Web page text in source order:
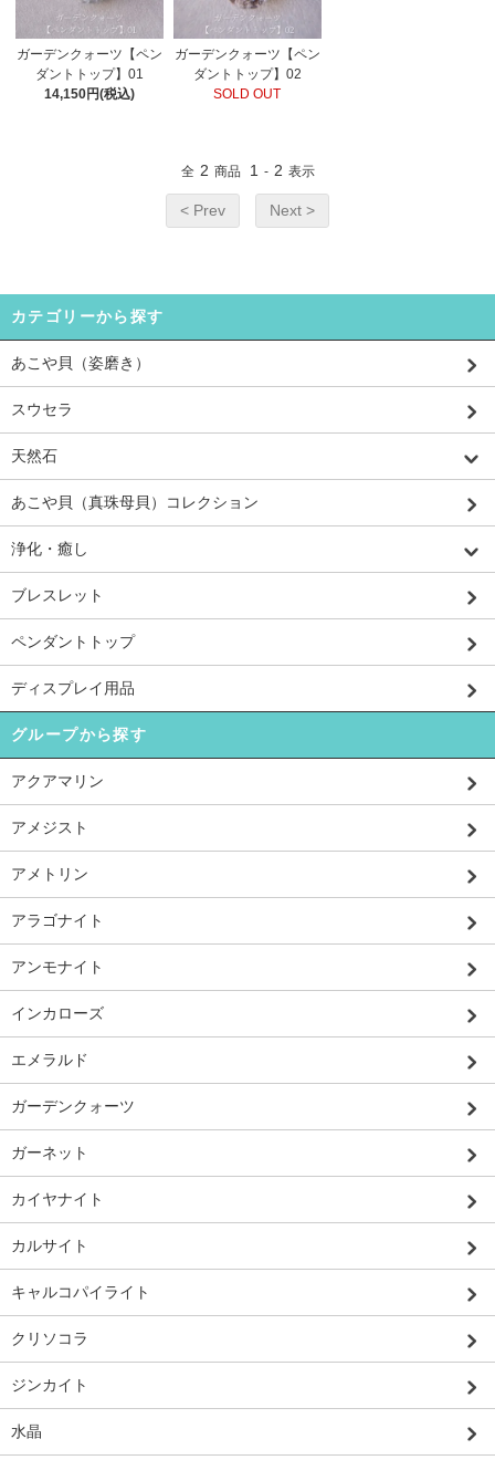
ガーデンクォーツ【ペン
ダントトップ】01
14,150円(税込)
ガーデンクォーツ【ペン
ダントトップ】02
SOLD OUT
全 2 商品 1 - 2 表示
< Prev Next >
カテゴリーから探す
あこや貝（姿磨き）
スウセラ
天然石
あこや貝（真珠母貝）コレクション
浄化・癒し
ブレスレット
ペンダントトップ
ディスプレイ用品
グループから探す
アクアマリン
アメジスト
アメトリン
アラゴナイト
アンモナイト
インカローズ
エメラルド
ガーデンクォーツ
ガーネット
カイヤナイト
カルサイト
キャルコパイライト
クリソコラ
ジンカイト
水晶